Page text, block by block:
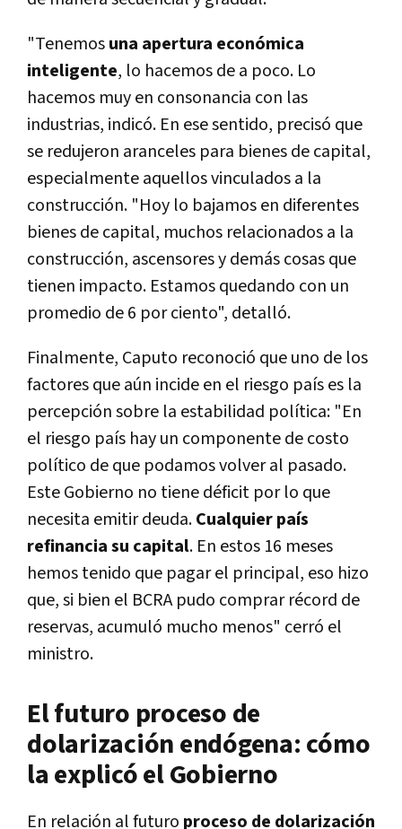
"Tenemosuna apertura económica
inteligente, lo hacemos de a poco. Lo
hacemos muy en consonancia con las
industrias, indicó. En ese sentido, precisó que
se redujeron aranceles para bienes de capital,
especialmente aquellos vinculados a la
construcción. "Hoy lo bajamos en diferentes
bienes de capital, muchos relacionados a la
construcción, ascensores y demás cosas que
tienen impacto. Estamos quedando con un
promedio de 6 por ciento", detalló.
Finalmente, Caputo reconoció que uno de los
factores que aún incide en el riesgo país es la
percepción sobre la estabilidad política: "En
el riesgo país hay un componente de costo
político de que podamos volver al pasado.
Este Gobierno no tiene déficit por lo que
necesita emitir deuda.Cualquier país
refinancia su capital. En estos 16 meses
hemos tenido que pagar el principal, eso hizo
que, si bien el BCRA pudo comprar récord de
reservas, acumuló mucho menos" cerró el
ministro.
El futuro proceso de
dolarización endógena: cómo
la explicó el Gobierno
En relación al futuro proceso de dolarización